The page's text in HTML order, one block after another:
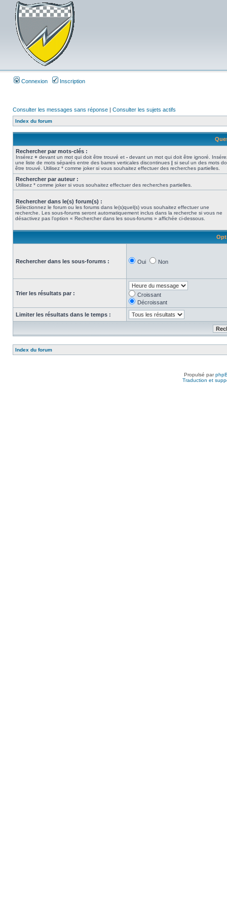
Connexion Inscription
Consulter les messages sans réponse | Consulter les sujets actifs
Index du forum
Rechercher par mots-clés :
Insérez + devant un mot qui doit être trouvé et - devant un mot qui doit être ignoré.
une liste de mots séparés entre des barres verticales discontinues | si seul un des mots
être trouvé. Utilisez * comme joker si vous souhaitez effectuer des recherches partielles.
Rechercher par auteur :
Utilisez * comme joker si vous souhaitez effectuer des recherches partielles.
Rechercher dans le(s) forum(s) :
Sélectionnez le forum ou les forums dans le(s)quel(s) vous souhaitez effectuer une
recherche. Les sous-forums seront automatiquement inclus dans la recherche si vous ne
désactivez pas l’option « Rechercher dans les sous-forums » affichée ci-dessous.
Rechercher dans les sous-forums : Oui Non
Trier les résultats par :
Croissant
Décroissant
Limiter les résultats dans le temps :
Index du forum
Propulsé par
Traduction et